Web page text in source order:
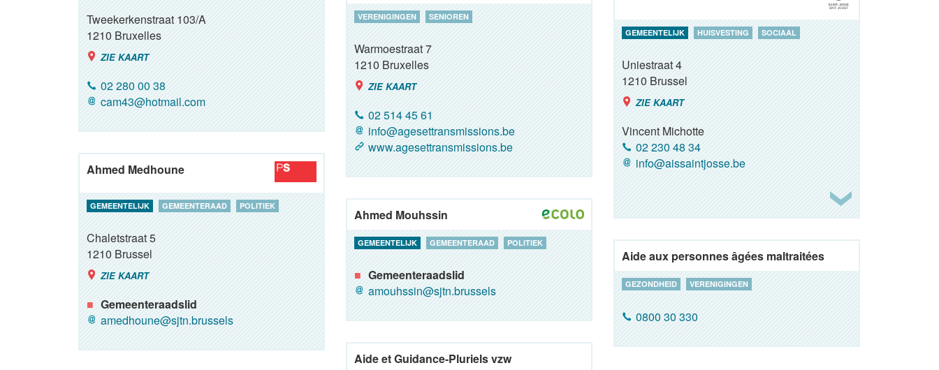
Tweekerkenstraat 103/A
1210Bruxelles
ZIE KAART
02 280 00 38
cam43@hotmail.com
GEMEENTELIJK HUISVESTING SOCIAAL
Uniestraat 4
1210Brussel
ZIE KAART
Vincent Michotte
02 230 48 34
info@aissaintjosse.be
VERENIGINGEN SENIOREN
Warmoestraat 7
1210Bruxelles
ZIE KAART
02 514 45 61
info@agesettransmissions.be
www.agesettransmissions.be
Ahmed Medhoune
GEMEENTELIJK GEMEENTERAAD POLITIEK
Chaletstraat 5
1210Brussel
ZIE KAART
Gemeenteraadslid
amedhoune@sjtn.brussels
Ahmed Mouhssin
GEMEENTELIJK GEMEENTERAAD POLITIEK
Gemeenteraadslid
amouhssin@sjtn.brussels
Aide aux personnes âgées maltraitées
GEZONDHEID VERENIGINGEN
0800 30 330
Aide et Guidance-Pluriels vzw